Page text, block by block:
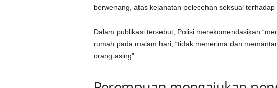
berwenang, atas kejahatan pelecehan seksual
Dalam publikasi tersebut, Polisi merekomendasikan
rumah pada malam hari, “tidak menerima dan
orang asing”.